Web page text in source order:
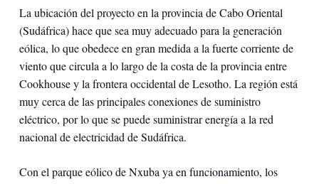
La ubicación del proyecto en la provincia de Cabo Oriental
(Sudáfrica) hace que sea muy adecuado para la generación
eólica, lo que obedece en gran medida a la fuerte corriente de
viento que circula a lo largo de la costa de la provincia entre
Cookhouse y la frontera occidental de Lesotho. La región está
muy cerca de las principales conexiones de suministro
eléctrico, por lo que se puede suministrar energía a la red
nacional de electricidad de Sudáfrica.
Con el parque eólico de Nxuba ya en funcionamiento, los